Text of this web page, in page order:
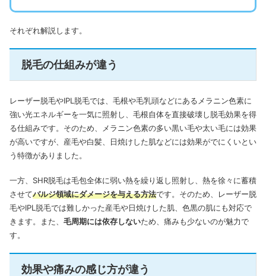
それぞれ解説します。
脱毛の仕組みが違う
レーザー脱毛やIPL脱毛では、毛根や毛乳頭などにあるメラニン色素に
強い光エネルギーを一気に照射し、毛根自体を直接破壊し脱毛効果を得
る仕組みです。そのため、メラニン色素の多い黒い毛や太い毛には効果
が高いですが、産毛や白髪、日焼けした肌などには効果がでにくいとい
う特徴がありました。
一方、SHR脱毛は毛包全体に弱い熱を繰り返し照射し、熱を徐々に蓄積
させてバルジ領域にダメージを与える方法です。そのため、レーザー脱
毛やIPL脱毛では難しかった産毛や日焼けした肌、色黒の肌にも対応で
きます。また、 毛周期には依存しないため、痛みも少ないのが魅力で
す。
効果や痛みの感じ方が違う